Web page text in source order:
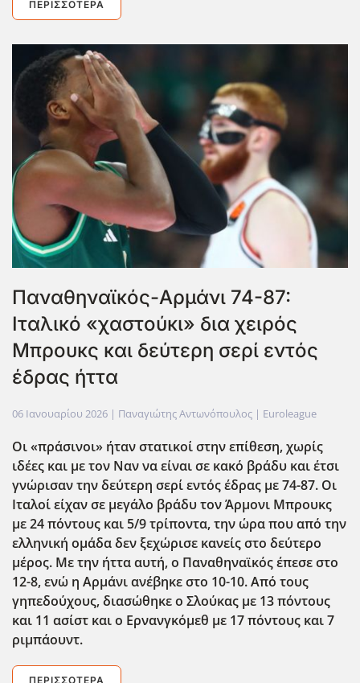
ΠΕΡΙΣΣΌΤΕΡΑ
Παναθηναϊκός-Αρμάνι 74-87:
Ιταλικό «χαστούκι» δια χειρός
Μπρουκς και δεύτερη σερί εντός
έδρας ήττα
06 Ιανουαρίου 2026 | Παναγιώτης Αντωνόπουλος | Euroleague
Οι «πράσινοι» ήταν στατικοί στην επίθεση, χωρίς
ιδέες και με τον Ναν να είναι σε κακό βράδυ και έτσι
γνώρισαν την δεύτερη σερί εντός έδρας με 74-87. Οι
Ιταλοί είχαν σε μεγάλο βράδυ τον Άρμονι Μπρουκς
με 24 πόντους και 5/9 τρίποντα, την ώρα που από την
ελληνική ομάδα δεν ξεχώρισε κανείς στο δεύτερο
μέρος. Με την ήττα αυτή, ο Παναθηναϊκός έπεσε στο
12-8, ενώ η Αρμάνι ανέβηκε στο 10-10. Από τους
γηπεδούχους, διασώθηκε ο Σλούκας με 13 πόντους
και 11 ασίστ και ο Ερνανγκόμεθ με 17 πόντους και 7
ριμπάουντ.
ΠΕΡΙΣΣΌΤΕΡΑ